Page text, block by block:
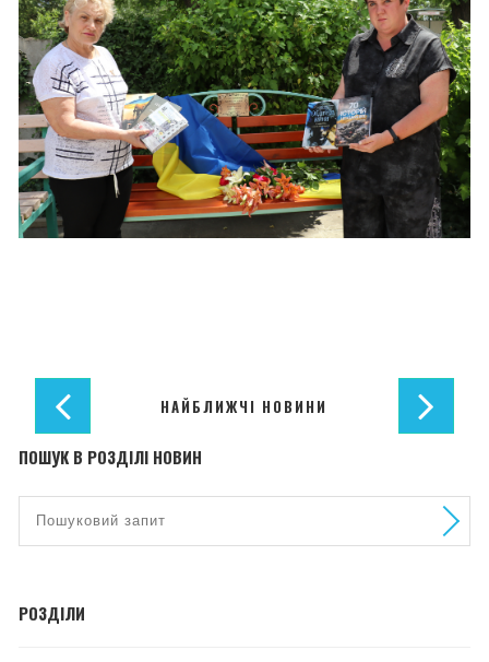
НАЙБЛИЖЧІ НОВИНИ
ПОШУК В РОЗДІЛІ НОВИН
РОЗДІЛИ